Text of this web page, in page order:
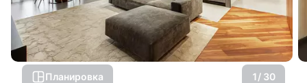
Планировка 1/ 30